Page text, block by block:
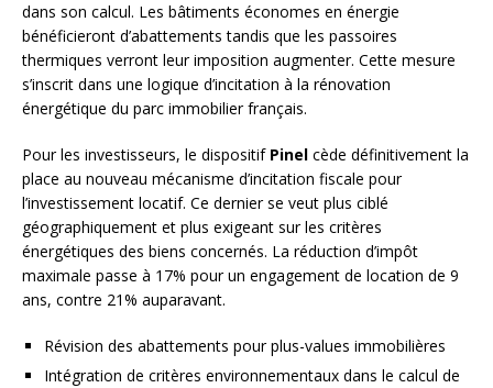
dans son calcul. Les bâtiments économes en énergie
bénéficieront d’abattements tandis que les passoires
thermiques verront leur imposition augmenter. Cette mesure
s’inscrit dans une logique d’incitation à la rénovation
énergétique du parc immobilier français.
Pour les investisseurs, le dispositif Pinel cède définitivement la
place au nouveau mécanisme d’incitation fiscale pour
l’investissement locatif. Ce dernier se veut plus ciblé
géographiquement et plus exigeant sur les critères
énergétiques des biens concernés. La réduction d’impôt
maximale passe à 17% pour un engagement de location de 9
ans, contre 21% auparavant.
Révision des abattements pour plus-values immobilières
Intégration de critères environnementaux dans le calcul de